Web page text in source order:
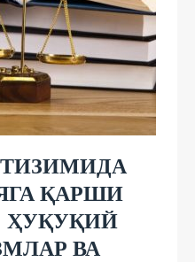
ҚАРШИ
ВА